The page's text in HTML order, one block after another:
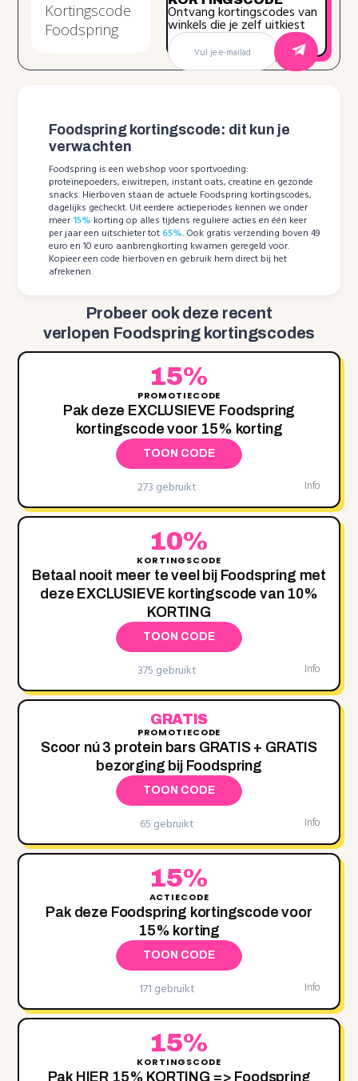
Ontvang kortingscodes van
winkels die je zelf uitkiest
Foodspring kortingscode: dit kun je
verwachten
Foodspring is een webshop voor sportvoeding:
proteïnepoeders, eiwitrepen, instant oats, creatine en gezonde
snacks. Hierboven staan de actuele Foodspring kortingscodes,
dagelijks gecheckt. Uit eerdere actieperiodes kennen we onder
meer 15% korting op alles tijdens reguliere acties en één keer
per jaar een uitschieter tot 65%. Ook gratis verzending boven 49
euro en 10 euro aanbrengkorting kwamen geregeld voor.
Kopieer een code hierboven en gebruik hem direct bij het
afrekenen.
Probeer ook deze recent
verlopen Foodspring kortingscodes
15%
PROMOTIECODE
Pak deze EXCLUSIEVE Foodspring
kortingscode voor 15% korting
TOON CODE
273 gebruikt Info
10%
KORTINGSCODE
Betaal nooit meer te veel bij Foodspring met
deze EXCLUSIEVE kortingscode van 10%
KORTING
TOON CODE
375 gebruikt Info
GRATIS
PROMOTIECODE
Scoor nú 3 protein bars GRATIS + GRATIS
bezorging bij Foodspring
TOON CODE
65 gebruikt Info
15%
ACTIECODE
Pak deze Foodspring kortingscode voor
15% korting
TOON CODE
171 gebruikt Info
15%
KORTINGSCODE
Pak HIER 15% KORTING => Foodspring